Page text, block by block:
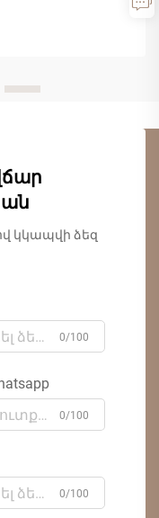
կկապվի ձեզ
0/100
0/100
0/100